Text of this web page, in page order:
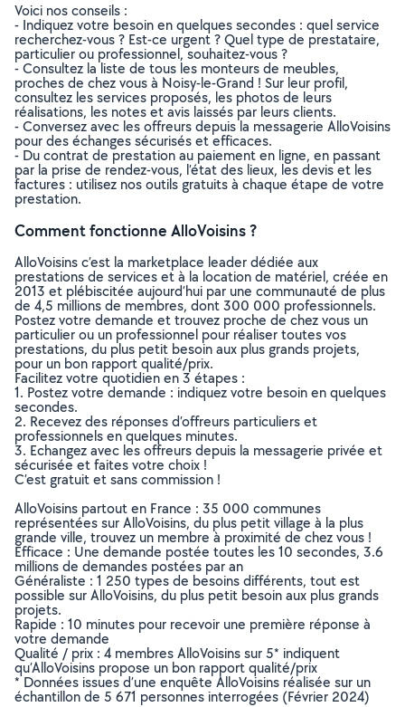
Voici nos conseils :
- Indiquez votre besoin en quelques secondes : quel service
recherchez-vous ? Est-ce urgent ? Quel type de prestataire,
particulier ou professionnel, souhaitez-vous ?
- Consultez la liste de tous les monteurs de meubles,
proches de chez vous à Noisy-le-Grand ! Sur leur profil,
consultez les services proposés, les photos de leurs
réalisations, les notes et avis laissés par leurs clients.
- Conversez avec les offreurs depuis la messagerie AlloVoisins
pour des échanges sécurisés et efficaces.
- Du contrat de prestation au paiement en ligne, en passant
par la prise de rendez-vous, l’état des lieux, les devis et les
factures : utilisez nos outils gratuits à chaque étape de votre
prestation.
Comment fonctionne AlloVoisins ?
AlloVoisins c’est la marketplace leader dédiée aux
prestations de services et à la location de matériel, créée en
2013 et plébiscitée aujourd’hui par une communauté de plus
de 4,5 millions de membres, dont 300 000 professionnels.
Postez votre demande et trouvez proche de chez vous un
particulier ou un professionnel pour réaliser toutes vos
prestations, du plus petit besoin aux plus grands projets,
pour un bon rapport qualité/prix.
Facilitez votre quotidien en 3 étapes :
1. Postez votre demande : indiquez votre besoin en quelques
secondes.
2. Recevez des réponses d’offreurs particuliers et
professionnels en quelques minutes.
3. Echangez avec les offreurs depuis la messagerie privée et
sécurisée et faites votre choix !
C’est gratuit et sans commission !
AlloVoisins partout en France : 35 000 communes
représentées sur AlloVoisins, du plus petit village à la plus
grande ville, trouvez un membre à proximité de chez vous !
Efficace : Une demande postée toutes les 10 secondes, 3.6
millions de demandes postées par an
Généraliste : 1 250 types de besoins différents, tout est
possible sur AlloVoisins, du plus petit besoin aux plus grands
projets.
Rapide : 10 minutes pour recevoir une première réponse à
votre demande
Qualité / prix : 4 membres AlloVoisins sur 5* indiquent
qu’AlloVoisins propose un bon rapport qualité/prix
* Données issues d’une enquête AlloVoisins réalisée sur un
échantillon de 5 671 personnes interrogées (Février 2024)